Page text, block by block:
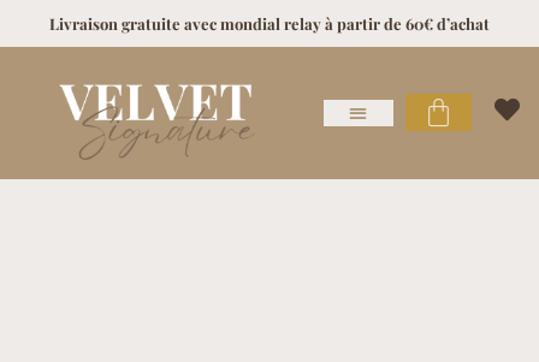
Livraison gratuite avec mondial relay à partir de 60€ d’achat